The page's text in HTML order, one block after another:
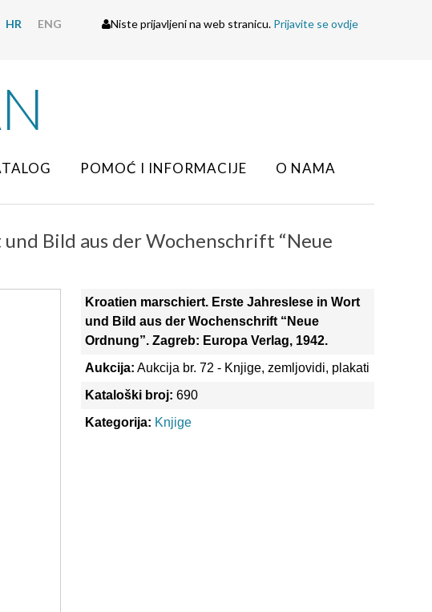
HR ENG Niste prijavljeni na web stranicu. Prijavite se ovdje
POMOĆ I INFORMACIJE
O NAMA
Bild aus der Wochenschrift “Neue
Kroatien marschiert. Erste Jahreslese in Wort
und Bild aus der Wochenschrift “Neue
Ordnung”. Zagreb: Europa Verlag, 1942.
Aukcija: Aukcija br. 72 - Knjige, zemljovidi, plakati
Kataloški broj: 690
Kategorija: Knjige